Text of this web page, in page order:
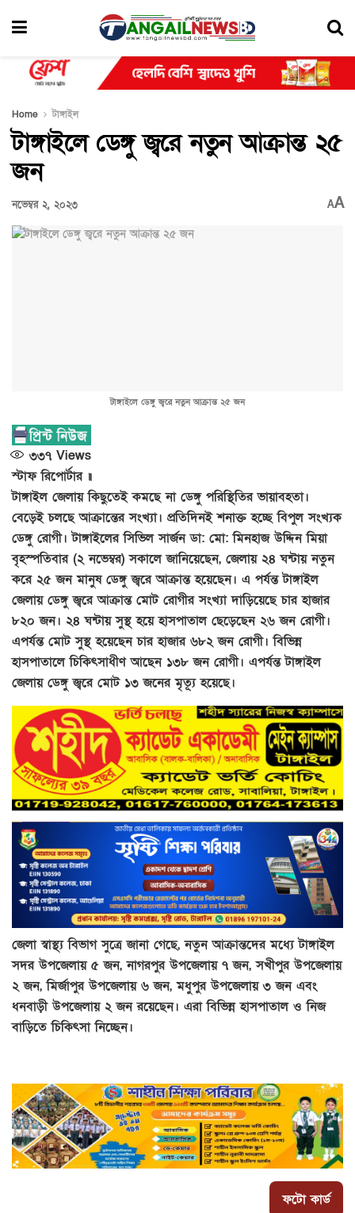
Home টাঙ্গাইল
টাঙ্গাইলে ডেঙ্গু জ্বরে নতুন আক্রান্ত ২৫
জন
নভেম্বর ২, ২০২৩ AA
টাঙ্গাইলে ডেঙ্গু জ্বরে নতুন আক্রান্ত ২৫ জন
৩৩৭ Views
স্টাফ রিপোর্টার ॥
টাঙ্গাইল জেলায় কিছুতেই কমছে না ডেঙ্গু পরিস্থিতির ভায়াবহতা।
বেড়েই চলছে আক্রান্তের সংখ্যা। প্রতিদিনই শনাক্ত হচ্ছে বিপুল সংখ্যক
ডেঙ্গু রোগী। টাঙ্গাইলের সিভিল সার্জন ডা: মো: মিনহাজ উদ্দিন মিয়া
বৃহস্পতিবার (২ নভেম্বর) সকালে জানিয়েছেন, জেলায় ২৪ ঘন্টায় নতুন
করে ২৫ জন মানুষ ডেঙ্গু জ্বরে আক্রান্ত হয়েছেন। এ পর্যন্ত টাঙ্গাইল
জেলায় ডেঙ্গু জ্বরে আক্রান্ত মোট রোগীর সংখ্যা দাড়িয়েছে চার হাজার
৮২০ জন। ২৪ ঘন্টায় সুস্থ হয়ে হাসপাতাল ছেড়েছেন ২৬ জন রোগী।
এপর্যন্ত মোট সুস্থ হয়েছেন চার হাজার ৬৮২ জন রোগী। বিভিন্ন
হাসপাতালে চিকিৎসাধীণ আছেন ১৩৮ জন রোগী। এপর্যন্ত টাঙ্গাইল
জেলায় ডেঙ্গু জ্বরে মোট ১৩ জনের মৃত্যূ হয়েছে।
জেলা স্বাস্থ্য বিভাগ সুত্রে জানা গেছে, নতুন আক্রান্তদের মধ্যে টাঙ্গাইল
সদর উপজেলায় ৫ জন, নাগরপুর উপজেলায় ৭ জন, সখীপুর উপজেলায়
২ জন, মির্জাপুর উপজেলায় ৬ জন, মধুপুর উপজেলায় ৩ জন এবং
ধনবাড়ী উপজেলায় ২ জন রয়েছেন। এরা বিভিন্ন হাসপাতাল ও নিজ
বাড়িতে চিকিৎসা নিচ্ছেন।
ফটো কার্ড